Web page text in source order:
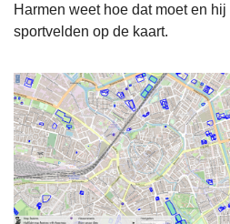
Harmen weet hoe dat moet en
sportvelden op de kaart.